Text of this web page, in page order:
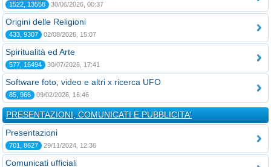
1522, 13558 30/06/2026, 00:37
Origini delle Religioni
433, 9307 02/08/2026, 15:07
Spiritualità ed Arte
577, 16494 30/07/2026, 17:41
Software foto, video e altri x ricerca UFO
85, 966 09/02/2026, 16:46
PRESENTAZIONI, COMUNICATI E PUBBLICITA'
Presentazioni
701, 8627 29/11/2024, 12:36
Comunicati ufficiali